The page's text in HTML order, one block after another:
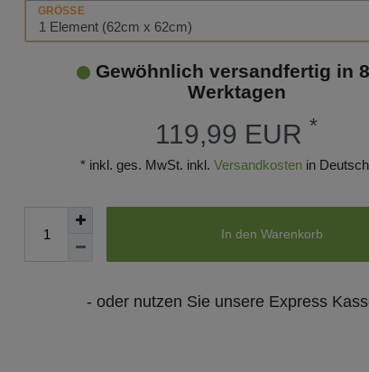
GRÖSSE
Gewöhnlich versandfertig in
Werktagen
119,99 EUR *
* inkl. ges. MwSt. inkl. Versandkosten in
In den Warenkorb
- oder nutzen Sie unsere Express